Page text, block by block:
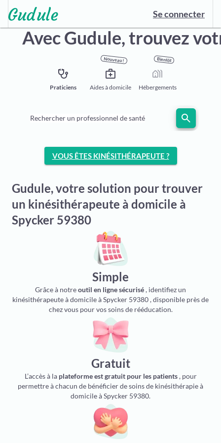
Se connecter
Avec Gudule,trouvez
stethoscope
Praticiens
Nouveau !
medical_services
Aides à domicile
Bientôt
holiday_village
Hébergements
Rechercher un professionnel de santé search
VOUS ÊTES KINÉSITHÉRAPEUTE ?
Gudule, votre solution pour trouver
un kinésithérapeute à domicile à
Spycker 59380
Simple
Grâce à notreoutil en ligne sécurisé, identifiez un
kinésithérapeute à domicile à Spycker 59380 , disponible près de
chez vous pour vos soins de rééducation.
Gratuit
L’accès à la plateforme est gratuit pour les patients, pour
permettre à chacun de bénéficier de soins de kinésithérapie à
domicile à Spycker 59380.